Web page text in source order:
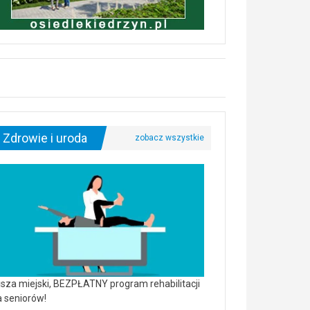
Zdrowie i uroda
miejski, BEZPŁATNY program rehabilitacji
seniorów!